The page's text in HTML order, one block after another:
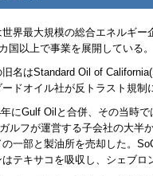
界最大規模の総合エネルギ
国以上で事業を展開している。
名はStandard Oil of
ドオイル社が反トラスト規制
にGulf Oil と合併、その当時
ルフが運営する子会社の大半
一部と製油所を売却した。
テキサコを吸収し、シェブロ